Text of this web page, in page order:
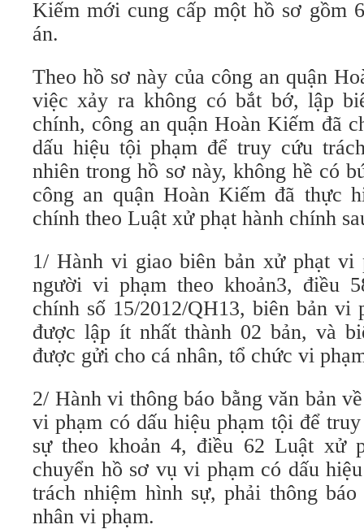
Kiếm mới cung cấp một hồ sơ gồm
án.
Theo hồ sơ này của công an quận
việc xảy ra không có bắt bớ, lập
chính, công an quận Hoàn Kiếm đã
dấu hiệu tội phạm để truy cứu
nhiên trong hồ sơ này, không hề có
công an quận Hoàn Kiếm đã thực
chính theo Luật xử phạt hành chính
1/ Hành vi giao biên bản xử phạt vi
người vi phạm theo khoản3, điều
chính số 15/2012/QH13, biên bản vi
được lập ít nhất thành 02 bản, và
được gửi cho cá nhân, tổ chức vi
2/ Hành vi thông báo bằng văn bản
vi phạm có dấu hiệu phạm tội để
sự theo khoản 4, điều 62 Luật xử
chuyển hồ sơ vụ vi phạm có dấu
trách nhiệm hình sự, phải thông
nhân vi phạm.